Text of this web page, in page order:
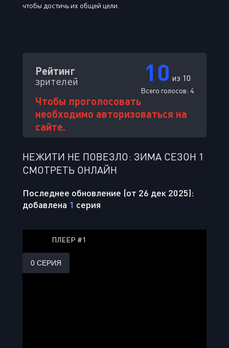
чтобы достичь их общей цели.
Рейтинг
зрителей 10 из 10
Всего голосов: 4
Чтобы проголосовать
необходимо авторизоваться на
сайте.
НЕЖИТИ НЕ ПОВЕЗЛО: ЗИМА СЕЗОН 1
СМОТРЕТЬ ОНЛАЙН
Последнее обновление (от 26 дек 2025):
добавлена 1 серия
ПЛЕЕР #1